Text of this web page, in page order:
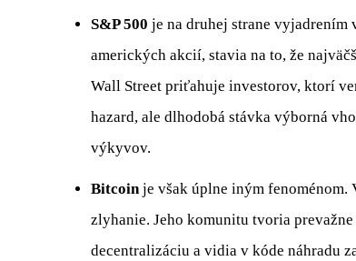
S&P 500 je na druhej strane
amerických akcií, stavia na to, že
Wall Street priťahuje investorov, ktorí
hazard, ale dlhodobá stávka výborná
výkyvov.
Bitcoinje však úplne iným fenoménom.
zlyhanie. Jeho komunitu tvoria
decentralizáciu a vidia v kóde náhradu